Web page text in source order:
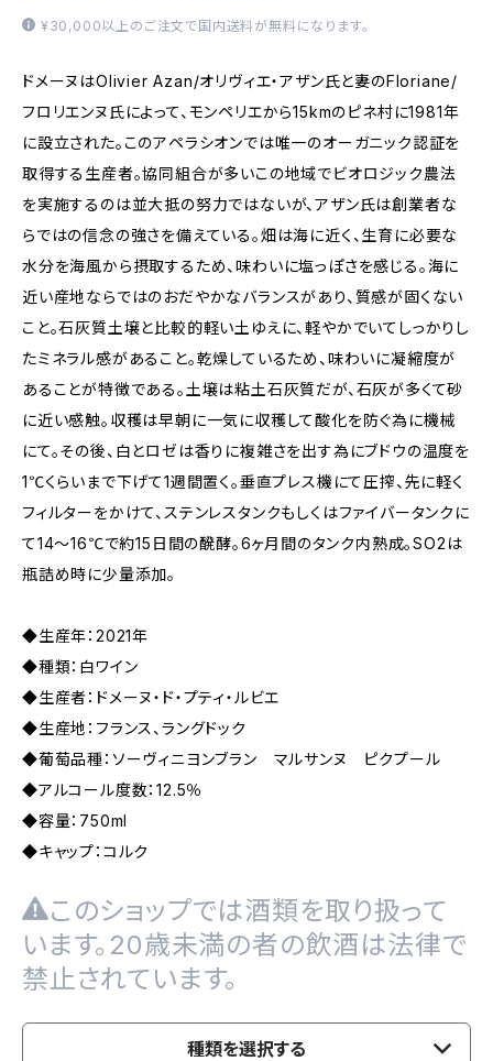
¥30,000以上のご注文で国内送料が無料になります。
ドメーヌはOlivier Azan/オリヴィエ・アザン氏と妻のFloriane/
フロリエンヌ氏によって、モンペリエから15kmのピネ村に1981年
に設立された。このアペラシオンでは唯一のオーガニック認証を
取得する生産者。協同組合が多いこの地域でビオロジック農法
を実施するのは並大抵の努力ではないが、アザン氏は創業者な
らではの信念の強さを備えている。畑は海に近く、生育に必要な
水分を海風から摂取するため、味わいに塩っぽさを感じる。海に
近い産地ならではのおだやかなバランスがあり、質感が固くない
こと。石灰質土壌と比較的軽い土ゆえに、軽やかでいてしっかりし
たミネラル感があること。乾燥しているため、味わいに凝縮度が
あることが特徴である。土壌は粘土石灰質だが、石灰が多くて砂
に近い感触。収穫は早朝に一気に収穫して酸化を防ぐ為に機械
にて。その後、白とロゼは香りに複雑さを出す為にブドウの温度を
1℃くらいまで下げて1週間置く。垂直プレス機にて圧搾、先に軽く
フィルターをかけて、ステンレスタンクもしくはファイバータンクに
て14〜16℃で約15日間の醗酵。6ヶ月間のタンク内熟成。SO2は
瓶詰め時に少量添加。
◆生産年：2021年
◆種類：白ワイン
◆生産者：ドメーヌ・ド・プティ・ルビエ
◆生産地：フランス、ラングドック
◆葡萄品種：ソーヴィニヨンブラン マルサンヌ ピクプール
◆アルコール度数：12.5％
◆容量：750ml
◆キャップ：コルク
このショップでは酒類を取り扱って
います。20歳未満の者の飲酒は法律で
禁止されています。
種類を選択する